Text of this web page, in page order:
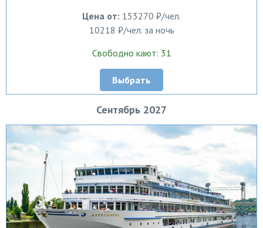
Цена от: 153270 ₽/чел.
10218 ₽/чел. за ночь
Свободно кают: 31
Выбрать
Сентябрь 2027